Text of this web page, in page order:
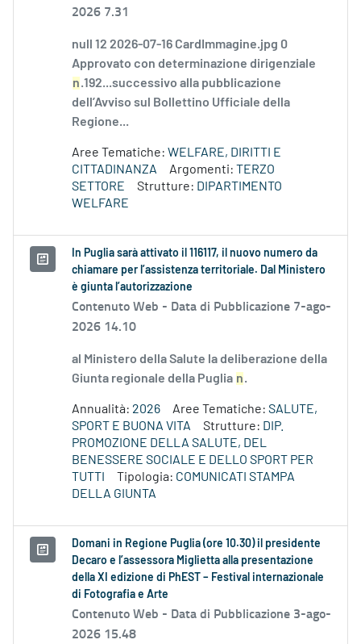
2026 7.31
null 12 2026-07-16 CardImmagine.jpg 0
Approvato con determinazione dirigenziale
n.192...successivo alla pubblicazione
dell’Avviso sul Bollettino Ufficiale della
Regione...
Aree Tematiche: WELFARE, DIRITTI E
CITTADINANZA
Argomenti: TERZO
SETTORE
Strutture: DIPARTIMENTO
WELFARE
In Puglia sarà attivato il 116117, il nuovo numero da
chiamare per l’assistenza territoriale. Dal Ministero
è giunta l’autorizzazione
Contenuto Web - Data di Pubblicazione 7-ago-
2026 14.10
al Ministero della Salute la deliberazione della
Giunta regionale della Puglia n.
Annualità: 2026 Aree Tematiche: SALUTE,
SPORT E BUONA VITA
Strutture: DIP.
PROMOZIONE DELLA SALUTE, DEL
BENESSERE SOCIALE E DELLO SPORT PER
TUTTI
Tipologia: COMUNICATI STAMPA
DELLA GIUNTA
Domani in Regione Puglia (ore 10.30) il presidente
Decaro e l’assessora Miglietta alla presentazione
della XI edizione di PhEST – Festival internazionale
di Fotografia e Arte
Contenuto Web - Data di Pubblicazione 3-ago-
2026 15.48